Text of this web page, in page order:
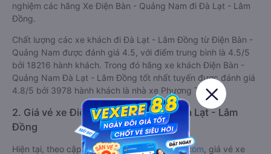
nghiệm các hãng Xe Điện Bàn - Quảng Nam đi Đà Lạt - Lâm
Đồng.
Chất lượng các xe khách đi Đà Lạt - Lâm Đồng từ Điện Bàn -
Quảng Nam được đánh giá 4.5, với điểm trung bình là 4.5/5
bởi 18216 hành khách. Trong đó hãng xe khách Điện Bàn -
Quảng Nam Đà Lạt - Lâm Đồng tốt nhất tuyến được đánh giá
4.8/5 bởi 3978 hành khách là nhà xe Phương Trang.
2. Giá vé xe Điện Bàn - Quảng Nam Đà Lạt - Lâm
Đồng
Hiện tại, theo cập nhật mới nhất củaVexere.com , giá vé xe